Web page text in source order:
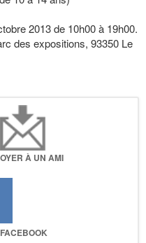
2013 de 10h00 à 19h00.
des expositions, 93350 Le
À UN AMI